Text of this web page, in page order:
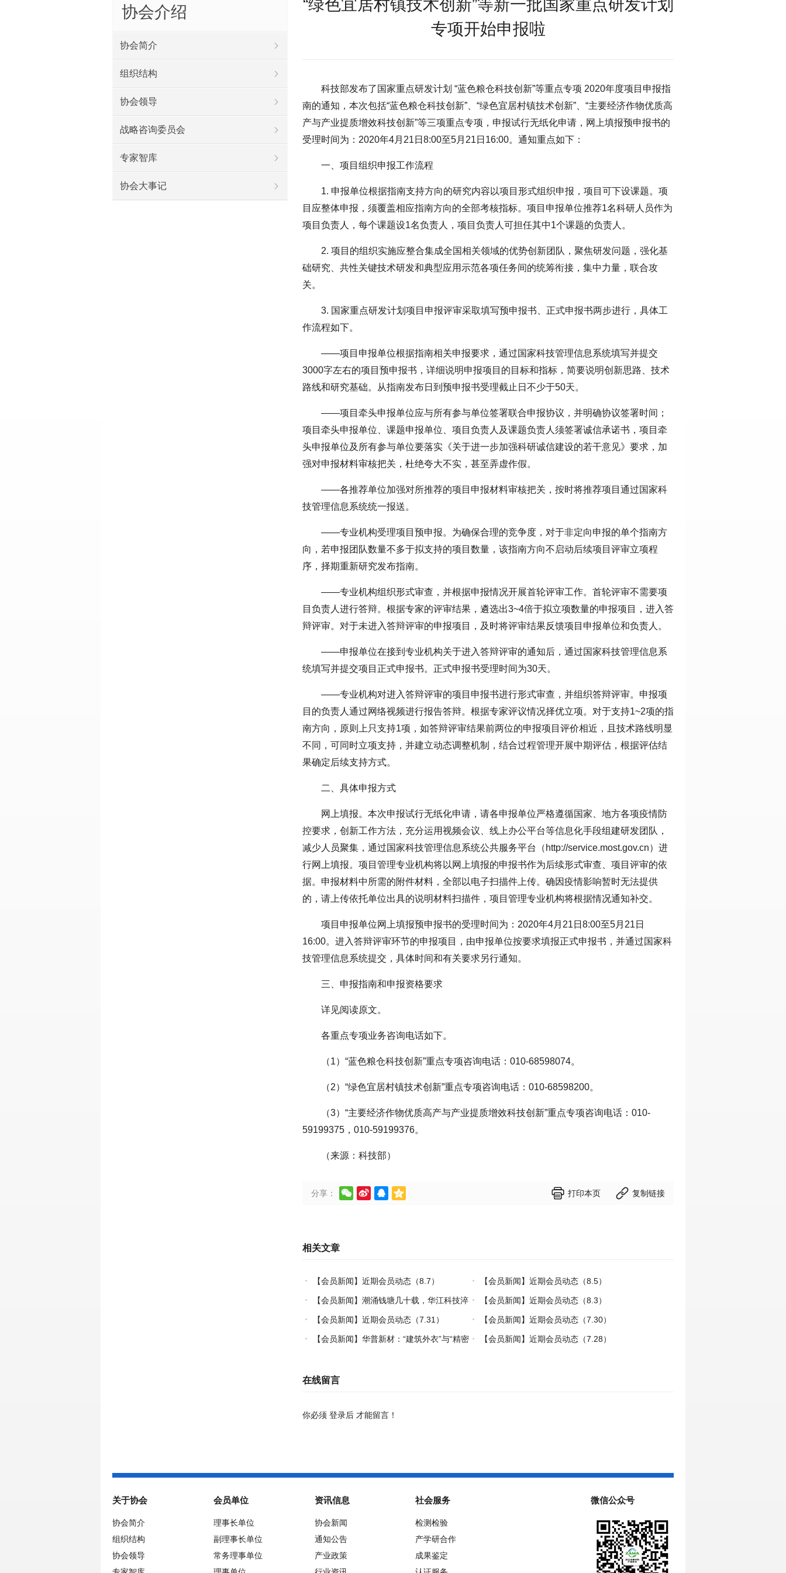
“绿色宜居村镇技术创新”等新一批国家重点研发计划
专项开始申报啦
科技部发布了国家重点研发计划 “蓝色粮仓科技创新”等重点专项 2020年度项目申报指
南的通知，本次包括“蓝色粮仓科技创新”、“绿色宜居村镇技术创新”、“主要经济作物优质高
产与产业提质增效科技创新”等三项重点专项，申报试行无纸化申请，网上填报预申报书的
受理时间为：2020年4月21日8:00至5月21日16:00。通知重点如下：
一、项目组织申报工作流程
1. 申报单位根据指南支持方向的研究内容以项目形式组织申报，项目可下设课题。项
目应整体申报，须覆盖相应指南方向的全部考核指标。项目申报单位推荐1名科研人员作为
项目负责人，每个课题设1名负责人，项目负责人可担任其中1个课题的负责人。
2. 项目的组织实施应整合集成全国相关领域的优势创新团队，聚焦研发问题，强化基
础研究、共性关键技术研发和典型应用示范各项任务间的统筹衔接，集中力量，联合攻
关。
3. 国家重点研发计划项目申报评审采取填写预申报书、正式申报书两步进行，具体工
作流程如下。
——项目申报单位根据指南相关申报要求，通过国家科技管理信息系统填写并提交
3000字左右的项目预申报书，详细说明申报项目的目标和指标，简要说明创新思路、技术
路线和研究基础。从指南发布日到预申报书受理截止日不少于50天。
——项目牵头申报单位应与所有参与单位签署联合申报协议，并明确协议签署时间；
项目牵头申报单位、课题申报单位、项目负责人及课题负责人须签署诚信承诺书，项目牵
头申报单位及所有参与单位要落实《关于进一步加强科研诚信建设的若干意见》要求，加
强对申报材料审核把关，杜绝夸大不实，甚至弄虚作假。
——各推荐单位加强对所推荐的项目申报材料审核把关，按时将推荐项目通过国家科
技管理信息系统统一报送。
——专业机构受理项目预申报。为确保合理的竞争度，对于非定向申报的单个指南方
向，若申报团队数量不多于拟支持的项目数量，该指南方向不启动后续项目评审立项程
序，择期重新研究发布指南。
——专业机构组织形式审查，并根据申报情况开展首轮评审工作。首轮评审不需要项
目负责人进行答辩。根据专家的评审结果，遴选出3~4倍于拟立项数量的申报项目，进入答
辩评审。对于未进入答辩评审的申报项目，及时将评审结果反馈项目申报单位和负责人。
——申报单位在接到专业机构关于进入答辩评审的通知后，通过国家科技管理信息系
统填写并提交项目正式申报书。正式申报书受理时间为30天。
——专业机构对进入答辩评审的项目申报书进行形式审查，并组织答辩评审。申报项
目的负责人通过网络视频进行报告答辩。根据专家评议情况择优立项。对于支持1~2项的指
南方向，原则上只支持1项，如答辩评审结果前两位的申报项目评价相近，且技术路线明显
不同，可同时立项支持，并建立动态调整机制，结合过程管理开展中期评估，根据评估结
果确定后续支持方式。
二、具体申报方式
网上填报。本次申报试行无纸化申请，请各申报单位严格遵循国家、地方各项疫情防
控要求，创新工作方法，充分运用视频会议、线上办公平台等信息化手段组建研发团队，
减少人员聚集，通过国家科技管理信息系统公共服务平台（http://service.most.gov.cn）进
行网上填报。项目管理专业机构将以网上填报的申报书作为后续形式审查、项目评审的依
据。申报材料中所需的附件材料，全部以电子扫描件上传。确因疫情影响暂时无法提供
的，请上传依托单位出具的说明材料扫描件，项目管理专业机构将根据情况通知补交。
项目申报单位网上填报预申报书的受理时间为：2020年4月21日8:00至5月21日
16:00。进入答辩评审环节的申报项目，由申报单位按要求填报正式申报书，并通过国家科
技管理信息系统提交，具体时间和有关要求另行通知。
三、申报指南和申报资格要求
详见阅读原文。
各重点专项业务咨询电话如下。
（1）“蓝色粮仓科技创新”重点专项咨询电话：010-68598074。
（2）“绿色宜居村镇技术创新”重点专项咨询电话：010-68598200。
（3）“主要经济作物优质高产与产业提质增效科技创新”重点专项咨询电话：010-
59199375，010-59199376。
（来源：科技部）
分享：      打印本页  复制链接
相关文章
【会员新闻】近期会员动态（8.7） 【会员新闻】近期会员动态（8.5）
【会员新闻】潮涌钱塘几十载，华江科技淬
炼热塑复材中国力量
【会员新闻】近期会员动态（8.3）
【会员新闻】近期会员动态（7.31） 【会员新闻】近期会员动态（7.30）
【会员新闻】华普新材：“建筑外衣”与“精密
【会员新闻】近期会员动态（7.28）
在线留言
你必须 登录后 才能留言！
协会介绍
协会简介
组织结构
协会领导
战略咨询委员会
专家智库
协会大事记
关于协会
协会简介
组织结构
协会领导
会员单位
理事长单位
副理事长单位
常务理事单位
资讯信息
协会新闻
通知公告
产业政策
社会服务
检测检验
产学研合作
成果鉴定
微信公众号